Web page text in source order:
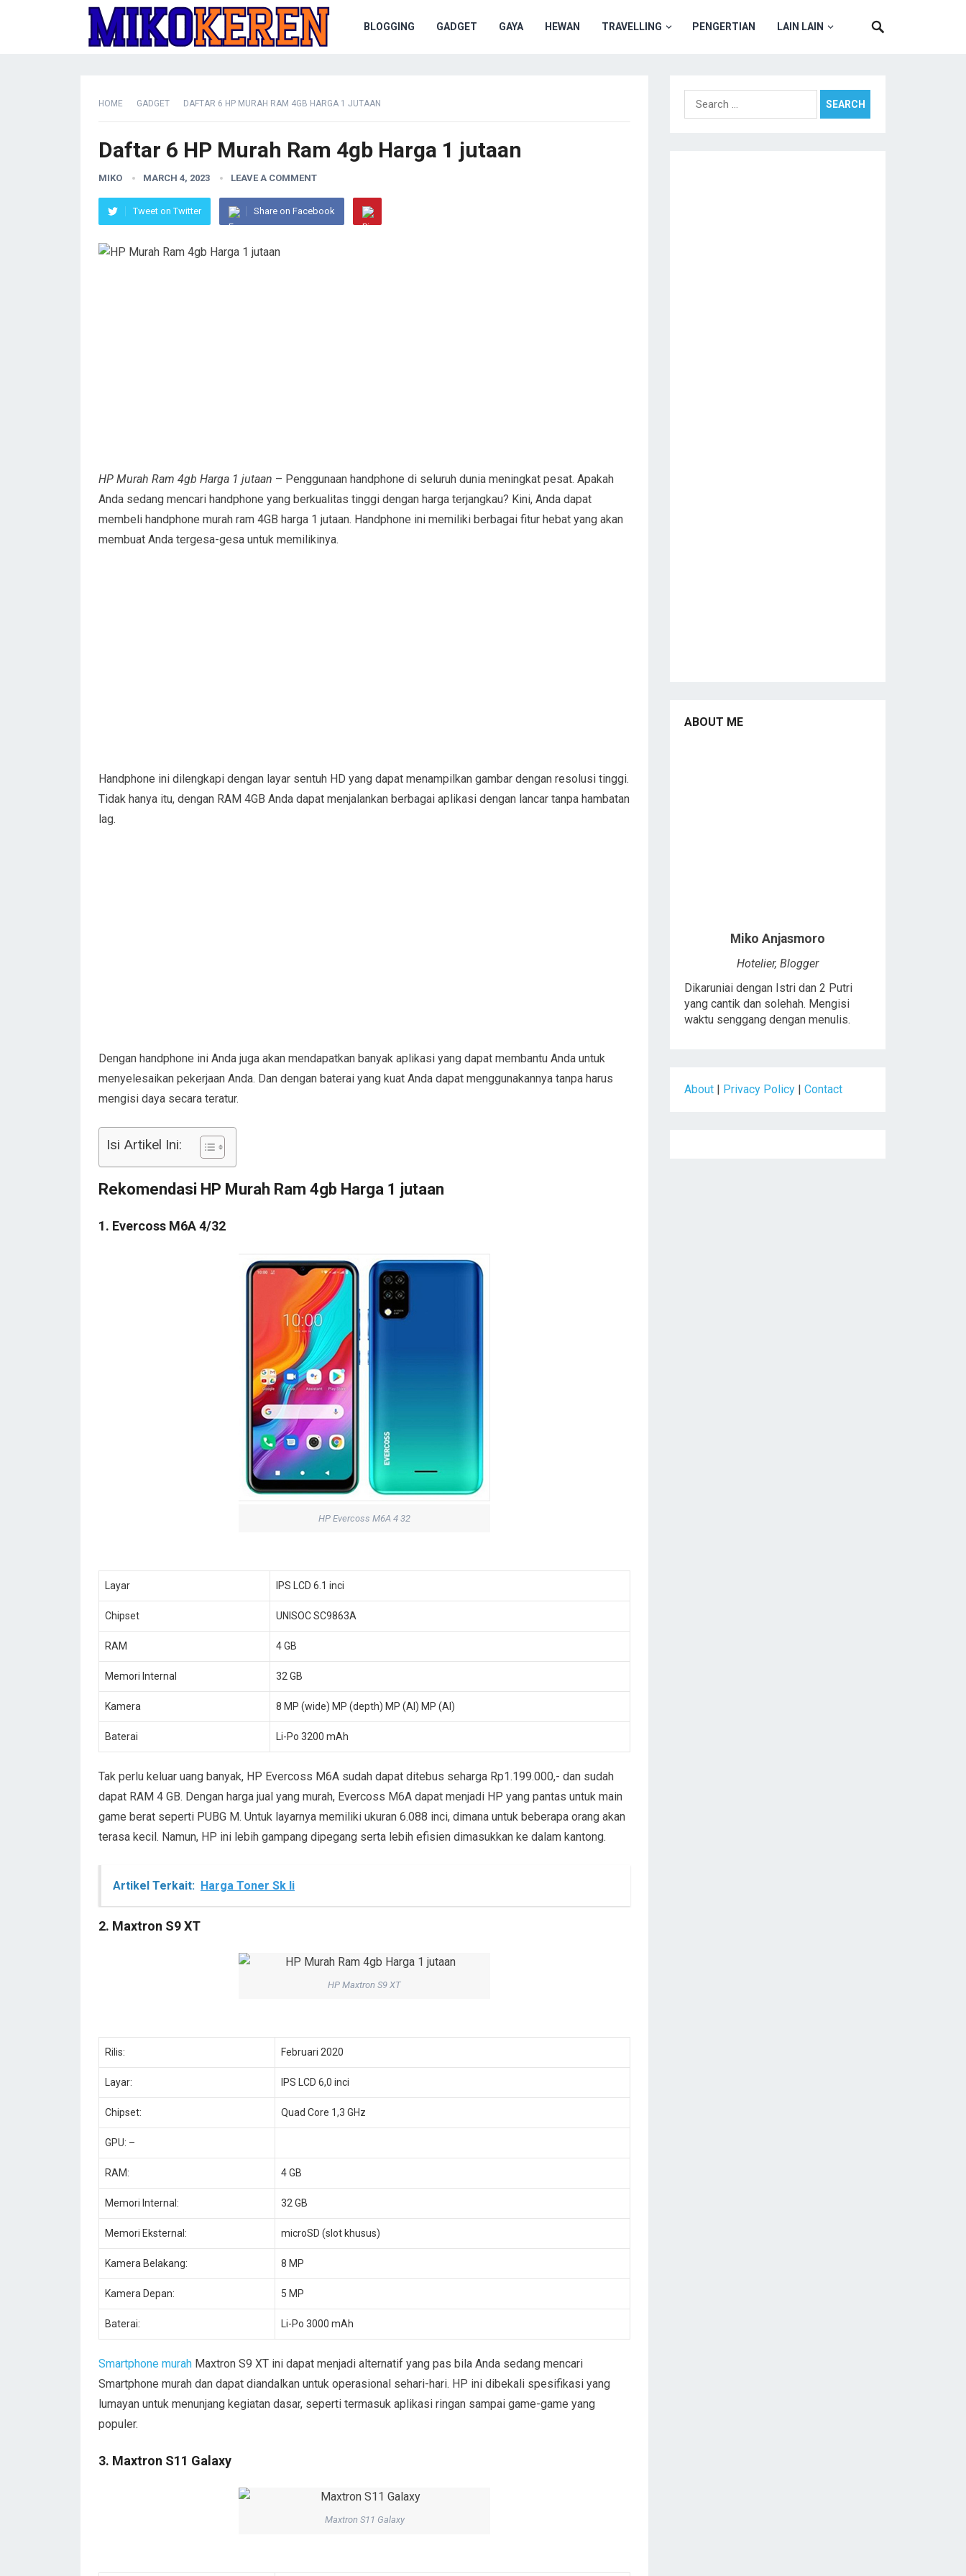
BLOGGING GADGET GAYA HEWAN TRAVELLING PENGERTIAN LAIN LAIN
HOME GADGET DAFTAR 6 HP MURAH RAM 4GB HARGA 1 JUTAAN
Daftar 6 HP Murah Ram 4gb Harga 1 jutaan
MIKO MARCH 4, 2023 LEAVE A COMMENT
Tweet on Twitter Share on Facebook
HP Murah Ram 4gb Harga 1 jutaan – Penggunaan handphone di seluruh dunia meningkat pesat. Apakah
Anda sedang mencari handphone yang berkualitas tinggi dengan harga terjangkau? Kini, Anda dapat
membeli handphone murah ram 4GB harga 1 jutaan. Handphone ini memiliki berbagai fitur hebat yang akan
membuat Anda tergesa-gesa untuk memilikinya.
Handphone ini dilengkapi dengan layar sentuh HD yang dapat menampilkan gambar dengan resolusi tinggi.
Tidak hanya itu, dengan RAM 4GB Anda dapat menjalankan berbagai aplikasi dengan lancar tanpa hambatan
lag.
Dengan handphone ini Anda juga akan mendapatkan banyak aplikasi yang dapat membantu Anda untuk
menyelesaikan pekerjaan Anda. Dan dengan baterai yang kuat Anda dapat menggunakannya tanpa harus
mengisi daya secara teratur.
Isi Artikel Ini:
Rekomendasi HP Murah Ram 4gb Harga 1 jutaan
1. Evercoss M6A 4/32
HP Evercoss M6A 4 32
Layar IPS LCD 6.1 inci
Chipset UNISOC SC9863A
RAM 4 GB
Memori Internal 32 GB
Kamera 8 MP (wide) MP (depth) MP (AI) MP (AI)
Baterai Li-Po 3200 mAh
Tak perlu keluar uang banyak, HP Evercoss M6A sudah dapat ditebus seharga Rp1.199.000,- dan sudah
dapat RAM 4 GB. Dengan harga jual yang murah, Evercoss M6A dapat menjadi HP yang pantas untuk main
game berat seperti PUBG M. Untuk layarnya memiliki ukuran 6.088 inci, dimana untuk beberapa orang akan
terasa kecil. Namun, HP ini lebih gampang dipegang serta lebih efisien dimasukkan ke dalam kantong.
Artikel Terkait: Harga Toner Sk Ii
2. Maxtron S9 XT
HP Maxtron S9 XT
Rilis: Februari 2020
Layar: IPS LCD 6,0 inci
Chipset: Quad Core 1,3 GHz
GPU: –
RAM: 4 GB
Memori Internal: 32 GB
Memori Eksternal: microSD (slot khusus)
Kamera Belakang: 8 MP
Kamera Depan: 5 MP
Baterai: Li-Po 3000 mAh
Smartphone murah Maxtron S9 XT ini dapat menjadi alternatif yang pas bila Anda sedang mencari
Smartphone murah dan dapat diandalkan untuk operasional sehari-hari. HP ini dibekali spesifikasi yang
lumayan untuk menunjang kegiatan dasar, seperti termasuk aplikasi ringan sampai game-game yang
populer.
3. Maxtron S11 Galaxy
Maxtron S11 Galaxy
Search
for:
ABOUT ME
Miko Anjasmoro
Hotelier, Blogger
Dikaruniai dengan Istri dan 2 Putri
yang cantik dan solehah. Mengisi
waktu senggang dengan menulis.
About Privacy Policy Contact